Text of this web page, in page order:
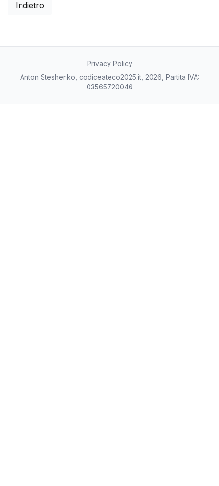
Indietro
Privacy Policy
Anton Steshenko, codiceateco2025.it, 2026, Partita IVA:
03565720046